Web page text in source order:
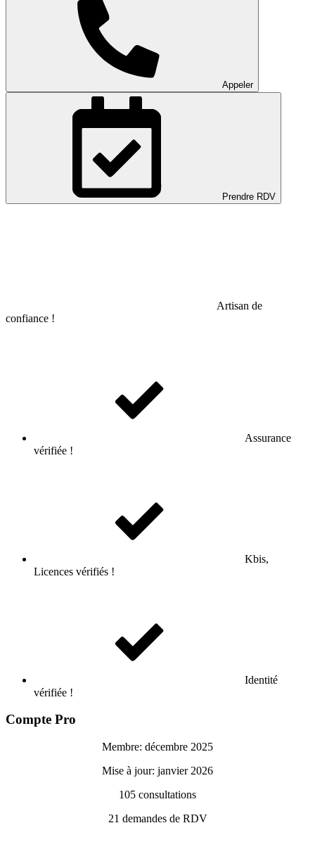
Appeler
Prendre RDV
Artisan de
confiance !
Assurance
vérifiée !
Kbis,
Licences vérifiés !
Identité
vérifiée !
Compte Pro
Membre: décembre 2025
Mise à jour: janvier 2026
105 consultations
21 demandes de RDV